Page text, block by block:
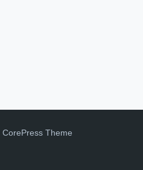
CorePress Theme